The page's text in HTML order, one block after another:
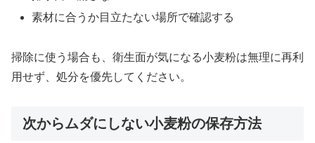
素材に合うか目立たない場所で確認する
掃除に使う場合も、衛生面が気になる小麦粉は無理に再利
用せず、処分を優先してください。
次からムダにしない小麦粉の保存方法